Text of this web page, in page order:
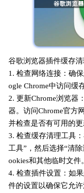
谷歌浏览器插件缓存
1. 检查网络连接：确
ogle Chrome中访问缓
2. 更新Chrome浏览器
器。访问Chrome官方
并检查是否有可用的更
3. 检查缓存清理工具
工具”，然后选择“清
ookies和其他临时文件
4. 检查插件设置：如
件的设置以确保它允